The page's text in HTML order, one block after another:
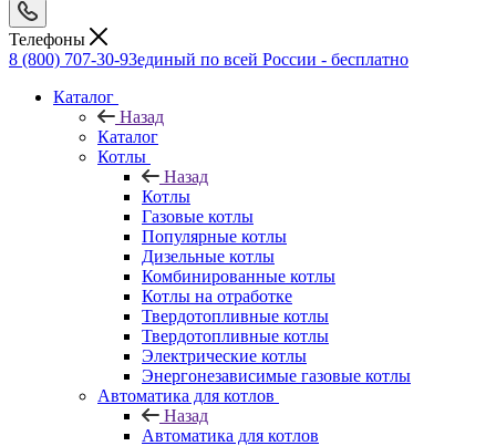
Телефоны
8 (800) 707-30-93единый по всей России - бесплатно
Каталог
Назад
Каталог
Котлы
Назад
Котлы
Газовые котлы
Популярные котлы
Дизельные котлы
Комбинированные котлы
Котлы на отработке
Твердотопливные котлы
Твердотопливные котлы
Электрические котлы
Энергонезависимые газовые котлы
Автоматика для котлов
Назад
Автоматика для котлов